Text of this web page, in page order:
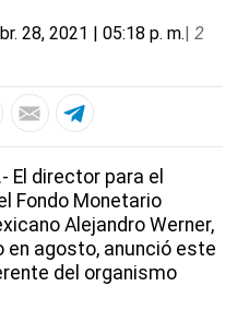
28, 2021 | 05:18 p. m.| 2
El director para el
Fondo Monetario
Alejandro Werner,
agosto, anunció este
del organismo